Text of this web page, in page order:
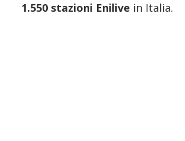
1.550 stazioni Enilive in Italia.